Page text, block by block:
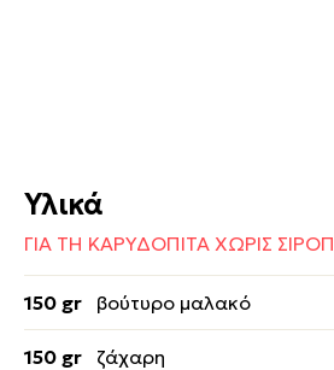
Υλικά
ΓΙΑ ΤΗ ΚΑΡΥΔΟΠΙΤΑ ΧΩΡΙΣ
150 gr βούτυρο μαλακό
150 gr ζάχαρη